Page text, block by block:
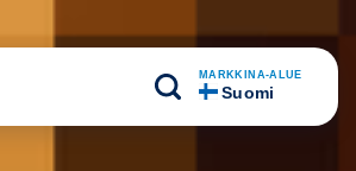
MARKKINA-ALUE
Suomi